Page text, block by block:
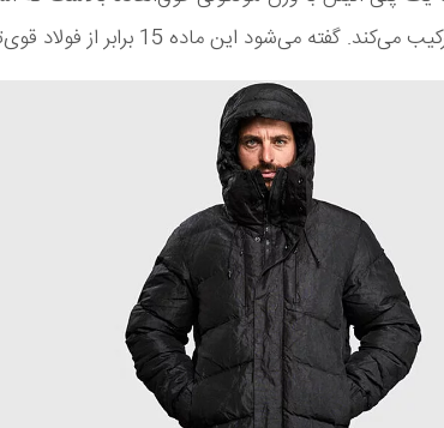
گفته می‌شود این ماده 15 برابر از فولاد قوی‌تر است.